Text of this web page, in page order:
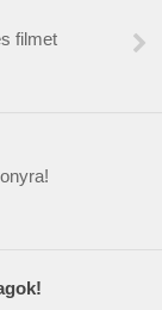
filmet